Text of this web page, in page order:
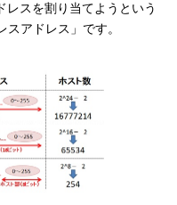
レスを割り当てようという
アドレス」です。